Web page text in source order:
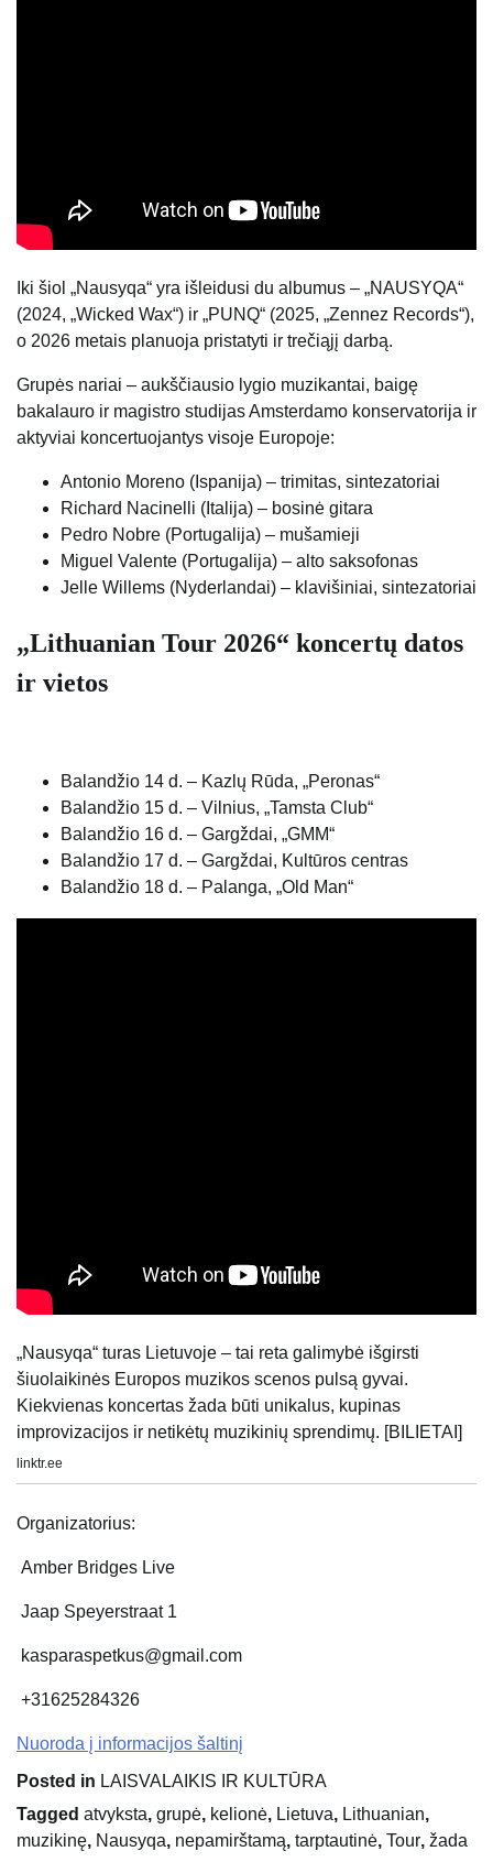
Iki šiol „Nausyqa“ yra išleidusi du albumus – „NAUSYQA“
(2024, „Wicked Wax“) ir „PUNQ“ (2025, „Zennez Records“),
o 2026 metais planuoja pristatyti ir trečiąjį darbą.
Grupės nariai – aukščiausio lygio muzikantai, baigę
bakalauro ir magistro studijas Amsterdamo konservatorija ir
aktyviai koncertuojantys visoje Europoje:
Antonio Moreno (Ispanija) – trimitas, sintezatoriai
Richard Nacinelli (Italija) – bosinė gitara
Pedro Nobre (Portugalija) – mušamieji
Miguel Valente (Portugalija) – alto saksofonas
Jelle Willems (Nyderlandai) – klavišiniai, sintezatoriai
„Lithuanian Tour 2026“ koncertų datos
ir vietos
Balandžio 14 d. – Kazlų Rūda, „Peronas“
Balandžio 15 d. – Vilnius, „Tamsta Club“
Balandžio 16 d. – Gargždai, „GMM“
Balandžio 17 d. – Gargždai, Kultūros centras
Balandžio 18 d. – Palanga, „Old Man“
„Nausyqa“ turas Lietuvoje – tai reta galimybė išgirsti
šiuolaikinės Europos muzikos scenos pulsą gyvai.
Kiekvienas koncertas žada būti unikalus, kupinas
improvizacijos ir netikėtų muzikinių sprendimų. [BILIETAI]
linktr.ee
Organizatorius:
Amber Bridges Live
Jaap Speyerstraat 1
kasparaspetkus@gmail.com
+31625284326
Nuoroda į informacijos šaltinį
Posted in LAISVALAIKIS IR KULTŪRA
Tagged atvyksta, grupė, kelionė, Lietuva, Lithuanian,
muzikinę, Nausyqa, nepamirštamą, tarptautinė, Tour, žada